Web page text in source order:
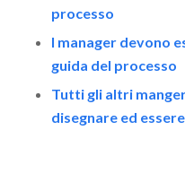
processo
I manager devono
guida del processo
Tutti gli altri
disegnare ed